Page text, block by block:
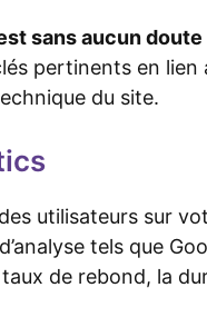
sans aucun
pertinents en
du site.
utilisateurs sur
tels que
de rebond, la